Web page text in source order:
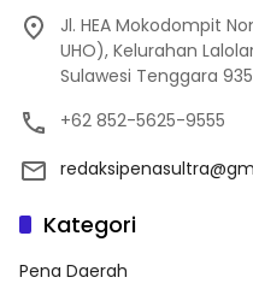
Jl. HEA Mokodompit
UHO), Kelurahan
Sulawesi Tenggara
+62 852-5625-9555
Kategori
Pena Daerah